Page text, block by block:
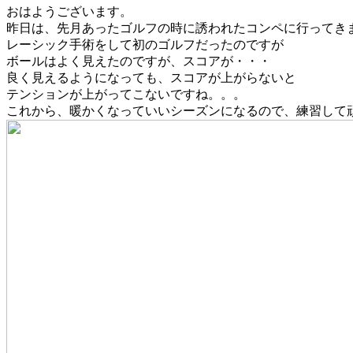
おはようございます。
昨日は、先月あったゴルフの時に誘われたコンペに行ってき
レーシック手術をして初のゴルフだったのですが
ボールはよく見えたのですが、スコアが・・・
良く見えるようになっても、スコアが上がらないと
テンションが上がってこないですね。。。
これから、暖かくなっていいシーズンになるので、練習して